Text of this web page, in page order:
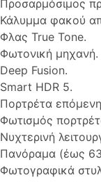
Προσαρμόσιμος
Κάλυμμα φακού
Φλας True Tone.
Φωτονική μηχανή.
Deep Fusion.
Smart HDR 5.
Πορτρέτα
Φωτισμός
Νυχτερινή
Πανόραμα (έως
Φωτογραφικά